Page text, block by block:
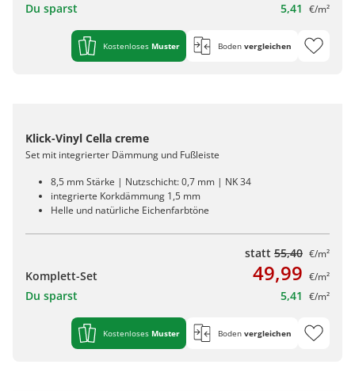
Du sparst 5,41 €/m²
Kostenloses Muster Boden vergleichen
Klick-Vinyl Cella creme
Set mit integrierter Dämmung und Fußleiste
8,5 mm Stärke | Nutzschicht: 0,7 mm | NK 34
integrierte Korkdämmung 1,5 mm
Helle und natürliche Eichenfarbtöne
statt 55,40 €/m²
Komplett-Set 49,99 €/m²
Du sparst 5,41 €/m²
Kostenloses Muster Boden vergleichen